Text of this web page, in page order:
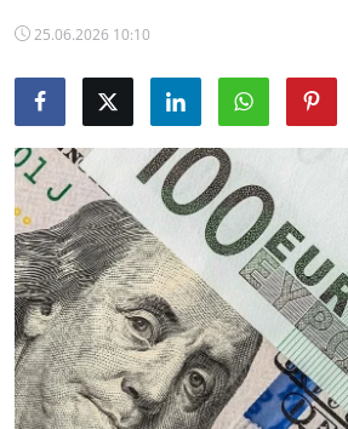
TCMB Kurları
Emtia Fiyatları
Kapalı Çarşı
Şirket Haberleri
25.06.2026 10:10